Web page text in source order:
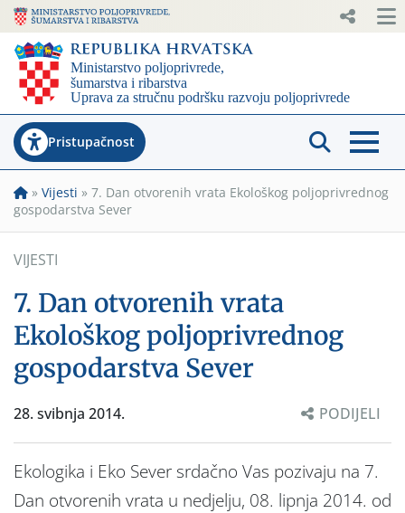
Pristupačnost
» Vijesti » 7. Dan otvorenih vrata Ekološkog poljoprivrednog
gospodarstva Sever
VIJESTI
7. Dan otvorenih vrata
Ekološkog poljoprivrednog
gospodarstva Sever
28. svibnja 2014. PODIJELI
Ekologika i Eko Sever srdačno Vas pozivaju na 7.
Dan otvorenih vrata u nedjelju, 08. lipnja 2014. od